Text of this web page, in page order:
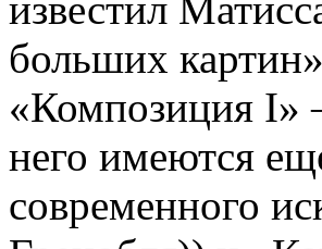
больших
«Композиция
него имеются
современного